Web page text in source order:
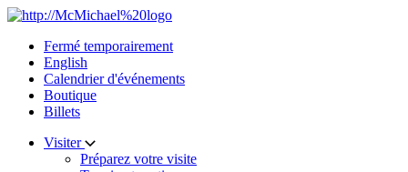
Skip
contentFermé temporairement
English
Calendrier d'événements
Boutique
Billets
Visiter
Préparez votre visite